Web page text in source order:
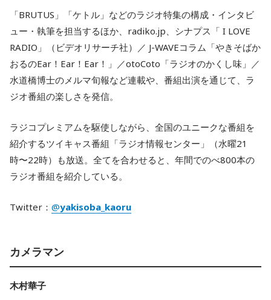
「BRUTUS」「ケトル」などのラジオ特集の構成・インタビ
ュー・執筆を担当するほか、radiko.jp、シナプス「 I LOVE
RADIO」（ビデオリサーチ社）／ J-WAVEコラム「やきそばか
おるのEar！Ear！Ear！」／otoCoto「ラジオのかくし味」／
水道橋博士のメルマ旬報など連載や、番組出演を通じて、ラ
ジオ番組の楽しさを発信。
ラジコプレミアムを駆使しながら、全国のユニークな番組を
紹介するツイキャス番組「ラジオ情報センター」（水曜21
時〜22時）も放送。全てを合わせると、年間でのべ800本の
ラジオ番組を紹介している。
Twitter： @yakisoba_kaoru
カメラマン
木村華子